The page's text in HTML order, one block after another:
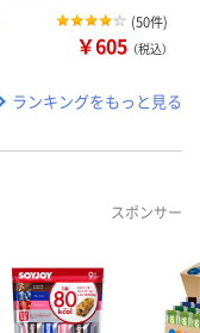
(50件)
￥605 （税込）
ランキングをもっと見る
スポンサー